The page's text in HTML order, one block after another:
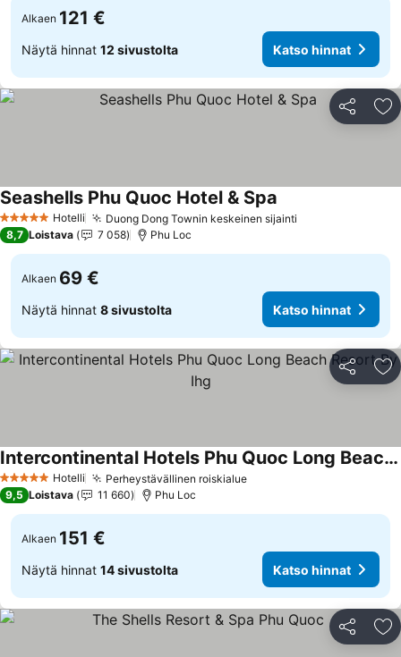
Alkaen 121 €
Näytä hinnat 12 sivustolta Katso hinnat
Jaa
5 Tähtiluokitus
Hotelli Duong Dong Townin keskeinen sijainti
Seashells Phu Quoc Hotel & Spa
8,7 Loistava 7 058 Phu Loc
Alkaen 69 €
Näytä hinnat 8 sivustolta Katso hinnat
Jaa
5 Tähtiluokitus
Hotelli Perheystävällinen roiskialue
Intercontinental Hotels Phu Quoc Long Beach Resort By Ihg
9,5 Loistava 11 660 Phu Loc
Alkaen 151 €
Näytä hinnat 14 sivustolta Katso hinnat
Jaa